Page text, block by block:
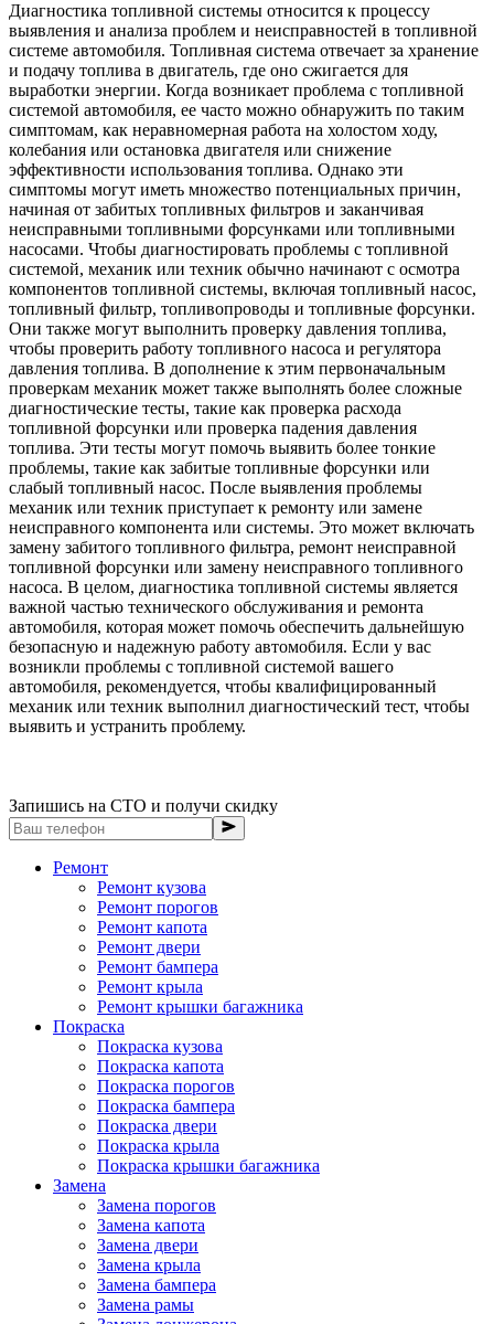
Диагностика топливной системы относится к процессу
выявления и анализа проблем и неисправностей в топливной
системе автомобиля. Топливная система отвечает за хранение
и подачу топлива в двигатель, где оно сжигается для
выработки энергии. Когда возникает проблема с топливной
системой автомобиля, ее часто можно обнаружить по таким
симптомам, как неравномерная работа на холостом ходу,
колебания или остановка двигателя или снижение
эффективности использования топлива. Однако эти
симптомы могут иметь множество потенциальных причин,
начиная от забитых топливных фильтров и заканчивая
неисправными топливными форсунками или топливными
насосами. Чтобы диагностировать проблемы с топливной
системой, механик или техник обычно начинают с осмотра
компонентов топливной системы, включая топливный насос,
топливный фильтр, топливопроводы и топливные форсунки.
Они также могут выполнить проверку давления топлива,
чтобы проверить работу топливного насоса и регулятора
давления топлива. В дополнение к этим первоначальным
проверкам механик может также выполнять более сложные
диагностические тесты, такие как проверка расхода
топливной форсунки или проверка падения давления
топлива. Эти тесты могут помочь выявить более тонкие
проблемы, такие как забитые топливные форсунки или
слабый топливный насос. После выявления проблемы
механик или техник приступает к ремонту или замене
неисправного компонента или системы. Это может включать
замену забитого топливного фильтра, ремонт неисправной
топливной форсунки или замену неисправного топливного
насоса. В целом, диагностика топливной системы является
важной частью технического обслуживания и ремонта
автомобиля, которая может помочь обеспечить дальнейшую
безопасную и надежную работу автомобиля. Если у вас
возникли проблемы с топливной системой вашего
автомобиля, рекомендуется, чтобы квалифицированный
механик или техник выполнил диагностический тест, чтобы
выявить и устранить проблему.
Запишись на СТО и получи скидку
Ремонт
Ремонт кузова
Ремонт порогов
Ремонт капота
Ремонт двери
Ремонт бампера
Ремонт крыла
Ремонт крышки багажника
Покраска
Покраска кузова
Покраска капота
Покраска порогов
Покраска бампера
Покраска двери
Покраска крыла
Покраска крышки багажника
Замена
Замена порогов
Замена капота
Замена двери
Замена крыла
Замена бампера
Замена рамы